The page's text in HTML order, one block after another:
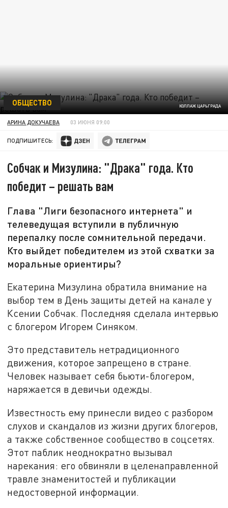
КОЛЛАЖ ЦАРЬГРАДА
ОБЩЕСТВО
АРИНА ДОКУЧАЕВА 03 ИЮНЯ 09:00
ПОДПИШИТЕСЬ:
Собчак и Мизулина: "Драка" года. Кто
победит – решать вам
Глава "Лиги безопасного интернета" и
телеведущая вступили в публичную
перепалку после сомнительной передачи.
Кто выйдет победителем из этой схватки за
моральные ориентиры?
Екатерина Мизулина обратила внимание на
выбор тем в День защиты детей на канале у
Ксении Собчак. Последняя сделала интервью
с блогером Игорем Синяком.
Это представитель нетрадиционного
движения, которое запрещено в стране.
Человек называет себя бьюти-блогером,
наряжается в девичьи одежды.
Известность ему принесли видео с разбором
слухов и скандалов из жизни других блогеров,
а также собственное сообщество в соцсетях.
Этот паблик неоднократно вызывал
нарекания: его обвиняли в целенаправленной
травле знаменитостей и публикации
недостоверной информации.